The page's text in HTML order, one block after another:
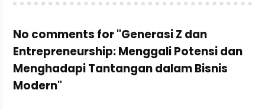
No comments for "Generasi Z dan
Entrepreneurship: Menggali Potensi dan
Menghadapi Tantangan dalam Bisnis
Modern"